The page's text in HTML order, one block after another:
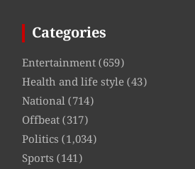
Categories
Entertainment(659)
Health and life style(43)
National(714)
Offbeat(317)
Politics (1,034)
Sports (141)